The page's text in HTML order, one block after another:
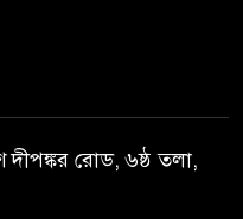
পর্যায়ে, দ্রুত চার্জশিট
রোড, ৬ষ্ঠ তলা,